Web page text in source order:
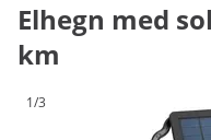
Elhegn med
km
1/3